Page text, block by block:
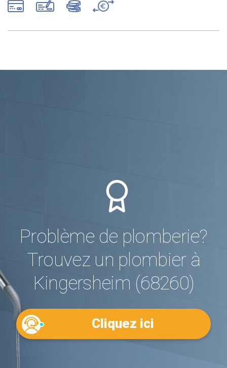
Problème de plomberie?
Trouvez un plombier à
Kingersheim (68260)
Cliquez ici